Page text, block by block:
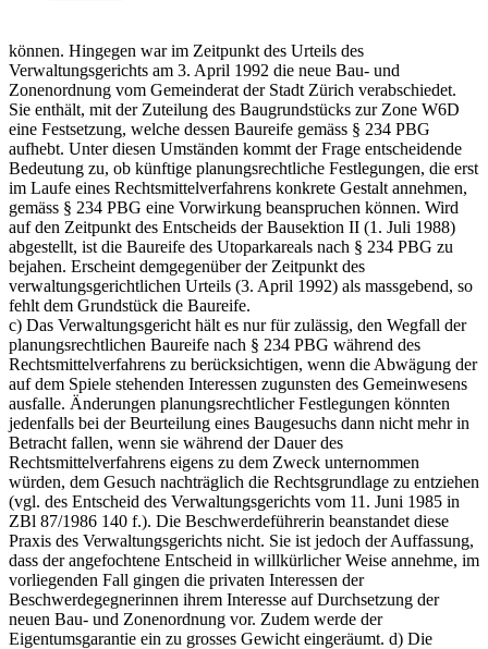
können. Hingegen war im Zeitpunkt des Urteils des
Verwaltungsgerichts am 3. April 1992 die neue Bau- und
Zonenordnung vom Gemeinderat der Stadt Zürich verabschiedet.
Sie enthält, mit der Zuteilung des Baugrundstücks zur Zone W6D
eine Festsetzung, welche dessen Baureife gemäss § 234 PBG
aufhebt. Unter diesen Umständen kommt der Frage entscheidende
Bedeutung zu, ob künftige planungsrechtliche Festlegungen, die erst
im Laufe eines Rechtsmittelverfahrens konkrete Gestalt annehmen,
gemäss § 234 PBG eine Vorwirkung beanspruchen können. Wird
auf den Zeitpunkt des Entscheids der Bausektion II (1. Juli 1988)
abgestellt, ist die Baureife des Utoparkareals nach § 234 PBG zu
bejahen. Erscheint demgegenüber der Zeitpunkt des
verwaltungsgerichtlichen Urteils (3. April 1992) als massgebend, so
fehlt dem Grundstück die Baureife.
c) Das Verwaltungsgericht hält es nur für zulässig, den Wegfall der
planungsrechtlichen Baureife nach § 234 PBG während des
Rechtsmittelverfahrens zu berücksichtigen, wenn die Abwägung der
auf dem Spiele stehenden Interessen zugunsten des Gemeinwesens
ausfalle. Änderungen planungsrechtlicher Festlegungen könnten
jedenfalls bei der Beurteilung eines Baugesuchs dann nicht mehr in
Betracht fallen, wenn sie während der Dauer des
Rechtsmittelverfahrens eigens zu dem Zweck unternommen
würden, dem Gesuch nachträglich die Rechtsgrundlage zu entziehen
(vgl. des Entscheid des Verwaltungsgerichts vom 11. Juni 1985 in
ZBl 87/1986 140 f.). Die Beschwerdeführerin beanstandet diese
Praxis des Verwaltungsgerichts nicht. Sie ist jedoch der Auffassung,
dass der angefochtene Entscheid in willkürlicher Weise annehme, im
vorliegenden Fall gingen die privaten Interessen der
Beschwerdegegnerinnen ihrem Interesse auf Durchsetzung der
neuen Bau- und Zonenordnung vor. Zudem werde der
Eigentumsgarantie ein zu grosses Gewicht eingeräumt. d) Die